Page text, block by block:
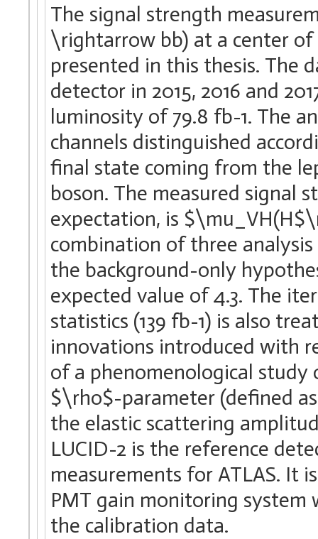
The signal strength
\rightarrow bb) at a center of
presented in this thesis. The
detector in 2015, 2016 and
luminosity of 79.8 fb-1. The
channels distinguished
final state coming from the
boson. The measured signal
expectation, is
combination of three
the background-only
expected value of 4.3. The
statistics (139 fb-1) is also
innovations introduced with
of a phenomenological
$\rho$-parameter (defined
the elastic scattering
LUCID-2 is the reference
measurements for ATLAS. It
PMT gain monitoring system
the calibration data.